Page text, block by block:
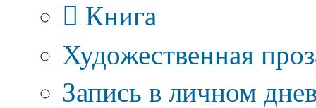
Книга
Художественная
Запись в личном